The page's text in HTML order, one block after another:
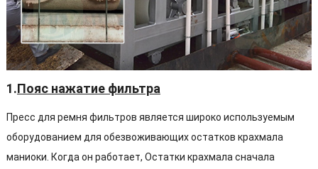
1.Пояс нажатие фильтра
Пресс для ремня фильтров является широко используемым
оборудованием для обезвоживающих остатков крахмала
маниоки. Когда он работает, Остатки крахмала сначала